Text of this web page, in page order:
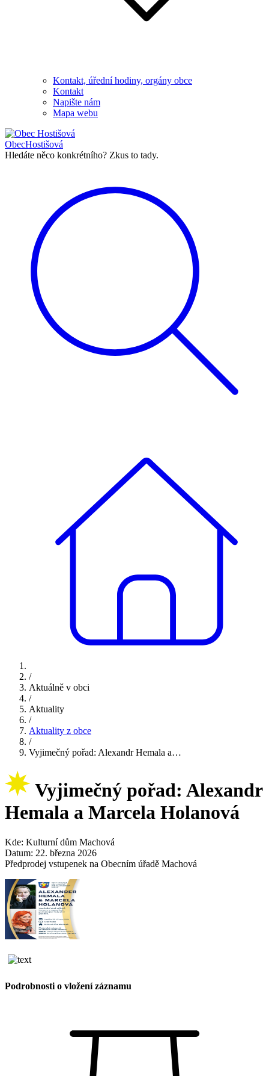
Kontakt, úřední hodiny, orgány obce
Kontakt
Napište nám
Mapa webu
ObecHostišová
Hledáte něco konkrétního? Zkus to tady.
/
Aktuálně v obci
/
Aktuality
/
Aktuality z obce
/
Vyjimečný pořad: Alexandr Hemala a…
Vyjimečný pořad: Alexandr
Hemala a Marcela Holanová
Kde: Kulturní dům Machová
Datum: 22. března 2026
Předprodej vstupenek na Obecním úřadě Machová
Podrobnosti o vložení záznamu